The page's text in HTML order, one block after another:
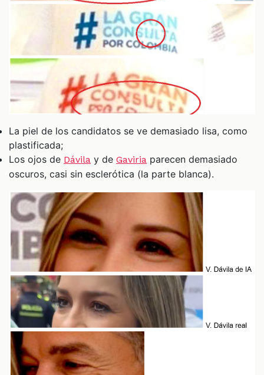
La piel de los candidatos se ve demasiado lisa, como
plastificada;
Los ojos de Dávila y de Gaviria parecen demasiado
oscuros, casi sin esclerótica (la parte blanca).